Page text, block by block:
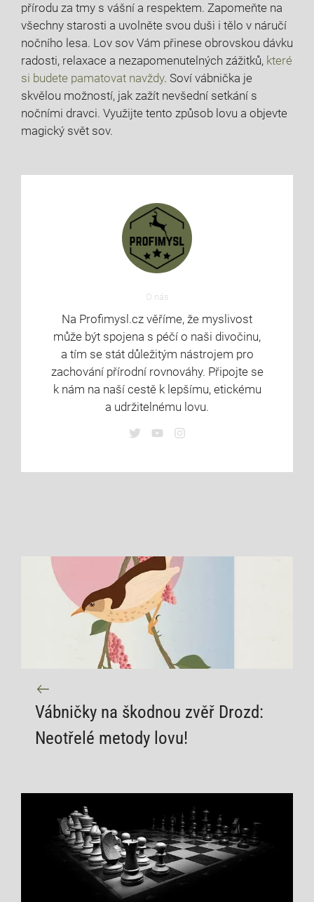
⁤přírodu za tmy s vášní a respektem. Zapomeňte na
všechny starosti a uvolněte svou duši ​i tělo v náručí
nočního lesa. ⁢Lov sov Vám přinese obrovskou dávku
radosti, relaxace a nezapomenutelných ⁢zážitků, které
si budete pamatovat navždy.‌ Soví ‌vábnička je
‌skvělou možností,⁤ jak zažít ​nevšední​ setkání s
nočními dravci. Využijte ⁤tento ‌způsob lovu a objevte
magický svět sov.
O nás
Na Profimysl.cz věříme, že myslivost
může být spojena s péčí o naši divočinu,
a tím se stát důležitým nástrojem pro
zachování přírodní rovnováhy. Připojte se
k nám na naší cestě k lepšímu, etickému
a udržitelnému lovu.
Vábničky na škodnou zvěř Drozd:
Neotřelé metody lovu!